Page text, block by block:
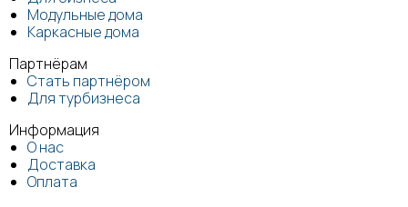
Модульные дома
Каркасные дома
Партнёрам
Стать партнёром
Для турбизнеса
Информация
О нас
Доставка
Оплата